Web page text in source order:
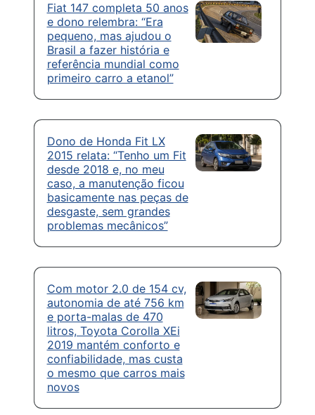
Fiat 147 completa 50 anos
e dono relembra: “Era
pequeno, mas ajudou o
Brasil a fazer história e
referência mundial como
primeiro carro a etanol”
Dono de Honda Fit LX
2015 relata: “Tenho um Fit
desde 2018 e, no meu
caso, a manutenção ficou
basicamente nas peças de
desgaste, sem grandes
problemas mecânicos”
Com motor 2.0 de 154 cv,
autonomia de até 756 km
e porta-malas de 470
litros, Toyota Corolla XEi
2019 mantém conforto e
confiabilidade, mas custa
o mesmo que carros mais
novos